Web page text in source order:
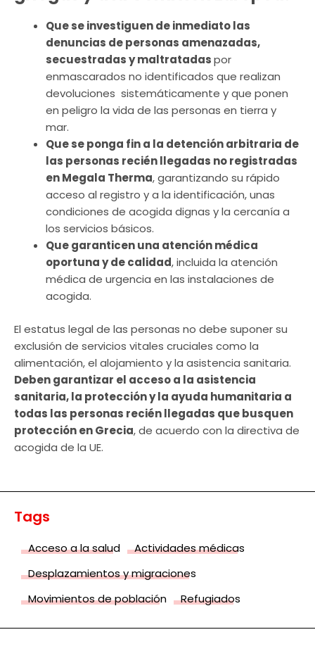
Que se investiguen de inmediato las
denuncias de personas amenazadas,
secuestradas y maltratadaspor
enmascarados no identificados que realizan
devoluciones sistemáticamente y que ponen
en peligro la vida de las personas en tierra y
mar.
Que se ponga fin a la detención arbitraria de
las personas recién llegadas no registradas
en Megala Therma, garantizando su rápido
acceso al registro y a la identificación, unas
condiciones de acogida dignas y la cercanía a
los servicios básicos.
Que garanticen una atención médica
oportuna y de calidad, incluida la atención
médica de urgencia en las instalaciones de
acogida.
El estatus legal de las personas no debe suponer su
exclusión de servicios vitales cruciales como la
alimentación, el alojamiento y la asistencia sanitaria.
Deben garantizar el acceso a la asistencia
sanitaria, la protección y la ayuda humanitaria a
todas las personas recién llegadas que busquen
protección en Grecia, de acuerdo con la directiva de
acogida de la UE.
Tags
Acceso a la salud
Actividades médicas
Desplazamientos y migraciones
Movimientos de población
Refugiados